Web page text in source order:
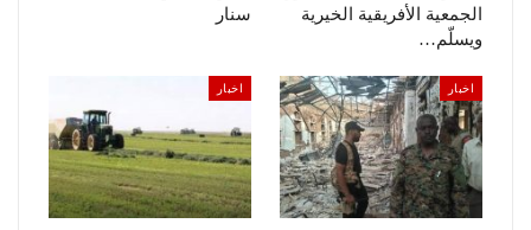
الجمعية الأفريقية الخيرية
ويسلّم…
سنار
اخبار اخبار